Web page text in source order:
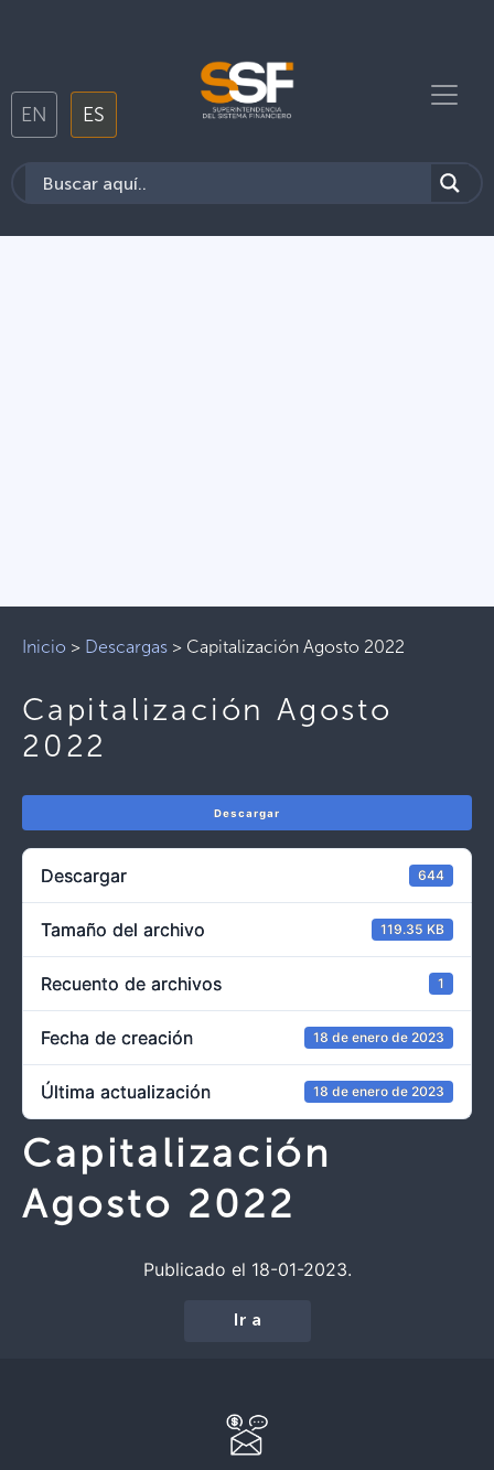
EN ES
Inicio > Descargas > Capitalización Agosto 2022
Capitalización Agosto
2022
Descargar
Descargar 644
Tamaño del archivo 119.35 KB
Recuento de archivos 1
Fecha de creación 18 de enero de 2023
Última actualización 18 de enero de 2023
Capitalización
Agosto 2022
Publicado el 18-01-2023.
Ir a